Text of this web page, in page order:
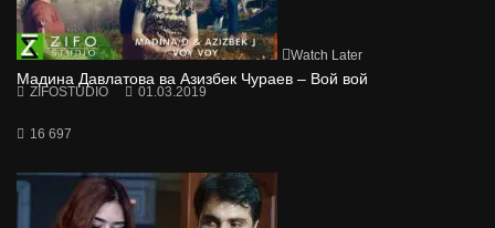
Watch Later
Мадина Давлатова ва Азизбек Чураев – Вой вой
ZIFOSTUDIO 01.03.2019
16 697